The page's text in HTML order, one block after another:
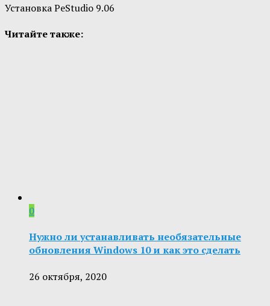
Установка PeStudio 9.06
Читайте также:
0
Нужно ли устанавливать необязательные
обновления Windows 10 и как это сделать
26 октября, 2020